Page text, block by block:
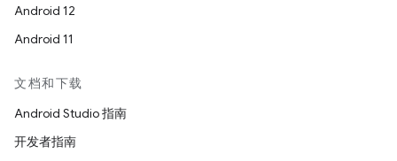
Android 12
Android 11
文档和下载
Android Studio 指南
开发者指南